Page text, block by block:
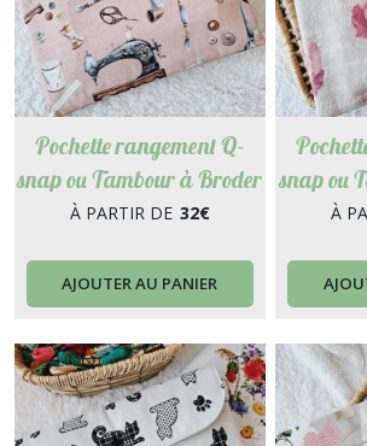
Pochette rangement Q-
snap ou Tambour à Broder
pour Point de Croix,
Différentes tailles. Mélina
À PARTIR DE 32€
AJOUTER AU PANIER
snap ou
pour
À